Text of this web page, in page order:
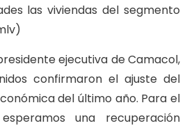
las viviendas del segmento
ejecutiva de Camacol,
confirmaron el ajuste del
del último año. Para el
una recuperación